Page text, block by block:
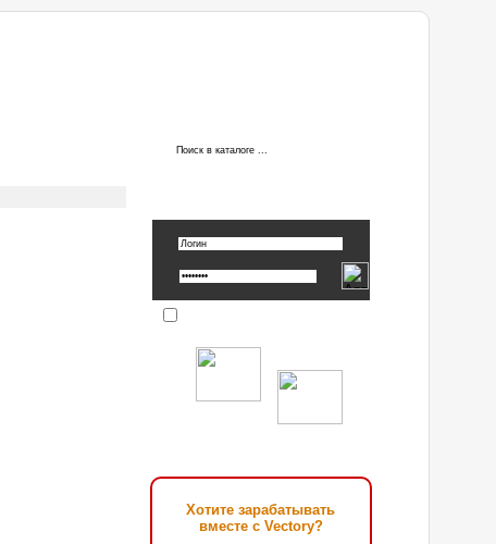
Хотите зарабатывать
вместе с Vectory?